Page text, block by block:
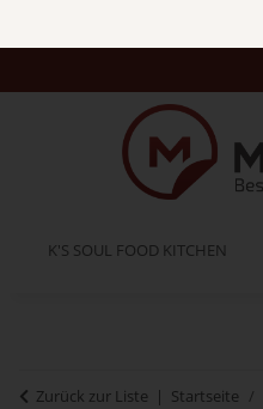
K'S SOUL FOOD KITCHEN
Zurück zur Liste Startseite